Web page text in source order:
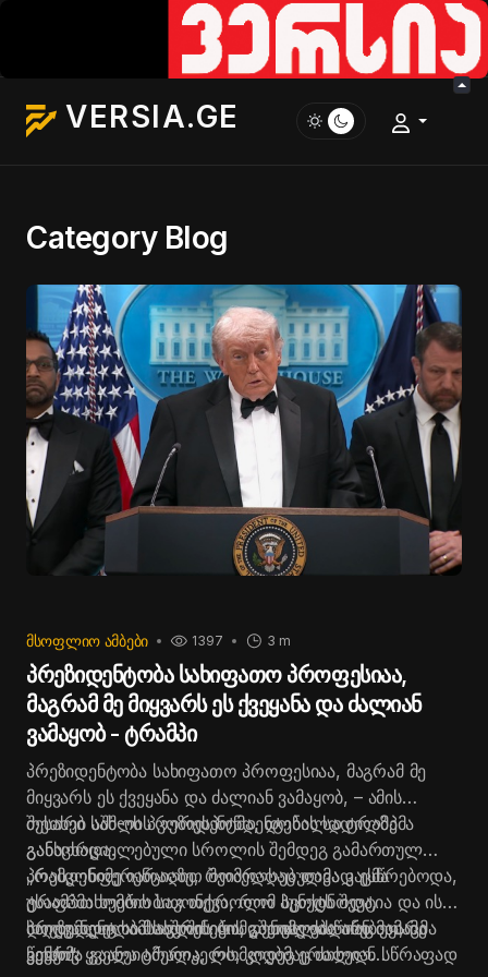
VERSIA.GE
Category Blog
ᲛᲡᲝᲤᲚᲘᲝ ᲐᲛᲑᲔᲑᲘ 3 m
1397
პრეზიდენტობა სახიფათო პროფესიაა,
მაგრამ მე მიყვარს ეს ქვეყანა და ძალიან
ვამაყობ - ტრამპი
პრეზიდენტობა სახიფათო პროფესიაა, მაგრამ მე
მიყვარს ეს ქვეყანა და ძალიან ვამაყობ, – ამის
შესახებ აშშ-ის პრეზიდენტმა, დონალდ ტრამპმა
განაცხადა.
თეთრი სახლის კორესპონდენტების სადილზე
განხორციელებული სროლის შემდეგ გამართულ
პრესკონფერენციაზე, რომელსაც თავად ესწრებოდა,
ტრამპმა ხუმრობით თქვა, რომ სცოდნოდა,
პრეზიდენტობა საშიში იყო, „შეიძლება არც ეყარა
კენჭი“.
„რამდენიმე იარაღით შეიარაღებულმა კაცმა
უსაფრთხოების საკონტროლო პუნქტს შეუტია და ის
საიდუმლო სამსახურის რამდენიმე ძალიან მამაცმა
წევრმა გაანეიტრალა, რომლებმაც ძალიან სწრაფად
დღევანდელი მოვლენების გათვალისწინებით, მე
ვთხოვ ყველა ამერიკელს, კიდევ ერთხელ